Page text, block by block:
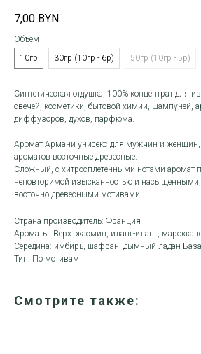
7,00 BYN
Объём
10гр
30гр (10гр - 6р) 50гр (10гр - 5р)
Синтетическая отдушка, 100% концентрат для
свечей, косметики, бытовой химии, шампуней,
диффузоров, духов, парфюма.
Аромат Армани унисекс для мужчин и женщин,
ароматов восточные древесные.
Сложный, с хитросплетенными нотами аромат
неповторимой изысканностью и
восточно-древесными мотивами.
Страна производитель: Франция
Ароматы: Верх: жасмин, иланг-иланг,
Середина: имбирь, шафран, дымный ладан
Тип: По мотивам
Смотрите также: